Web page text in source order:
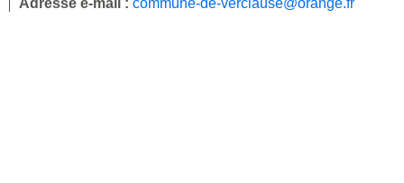
Adresse e-mail : commune-de-verclause@orange.fr